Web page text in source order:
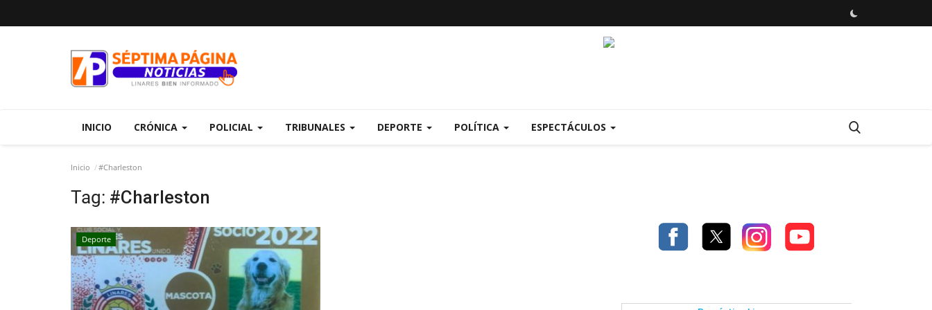
INICIO CRÓNICA POLICIAL TRIBUNALES DEPORTE POLÍTICA ESPECTÁCULOS
Inicio #Charleston
Tag: #Charleston
Deporte